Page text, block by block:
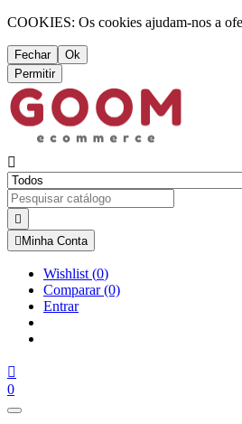
COOKIES: Os cookies ajudam-nos a
Fechar
Ok
Permitir


 Minha Conta
Wishlist (0)
Comparar(0)
Entrar

0